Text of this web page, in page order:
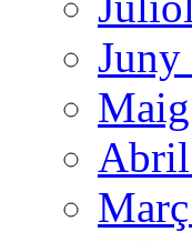
Juny